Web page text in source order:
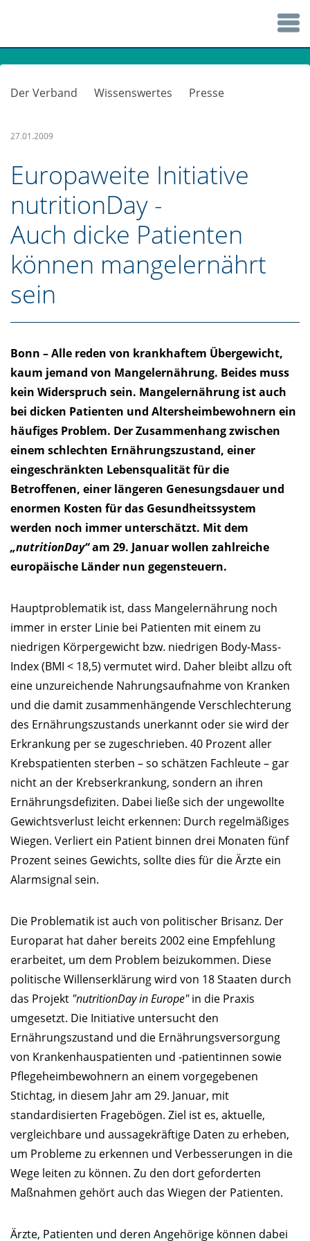
Der Verband Wissenswertes Presse
27.01.2009
Europaweite Initiative
nutritionDay -
Auch dicke Patienten
können mangelernährt
sein
Bonn – Alle reden von krankhaftem Übergewicht,
kaum jemand von Mangelernährung. Beides muss
kein Widerspruch sein. Mangelernährung ist auch
bei dicken Patienten und Altersheimbewohnern ein
häufiges Problem. Der Zusammenhang zwischen
einem schlechten Ernährungszustand, einer
eingeschränkten Lebensqualität für die
Betroffenen, einer längeren Genesungsdauer und
enormen Kosten für das Gesundheitssystem
werden noch immer unterschätzt. Mit dem
„nutritionDay“am 29. Januar wollen zahlreiche
europäische Länder nun gegensteuern.
Hauptproblematik ist, dass Mangelernährung noch
immer in erster Linie bei Patienten mit einem zu
niedrigen Körpergewicht bzw. niedrigen Body-Mass-
Index (BMI < 18,5) vermutet wird. Daher bleibt allzu oft
eine unzureichende Nahrungsaufnahme von Kranken
und die damit zusammenhängende Verschlechterung
des Ernährungszustands unerkannt oder sie wird der
Erkrankung per se zugeschrieben. 40 Prozent aller
Krebspatienten sterben – so schätzen Fachleute – gar
nicht an der Krebserkrankung, sondern an ihren
Ernährungsdefiziten. Dabei ließe sich der ungewollte
Gewichtsverlust leicht erkennen: Durch regelmäßiges
Wiegen. Verliert ein Patient binnen drei Monaten fünf
Prozent seines Gewichts, sollte dies für die Ärzte ein
Alarmsignal sein.
Die Problematik ist auch von politischer Brisanz. Der
Europarat hat daher bereits 2002 eine Empfehlung
erarbeitet, um dem Problem beizukommen. Diese
politische Willenserklärung wird von 18 Staaten durch
das Projekt "nutritionDay in Europe"in die Praxis
umgesetzt. Die Initiative untersucht den
Ernährungszustand und die Ernährungsversorgung
von Krankenhauspatienten und -patientinnen sowie
Pflegeheimbewohnern an einem vorgegebenen
Stichtag, in diesem Jahr am 29. Januar, mit
standardisierten Fragebögen. Ziel ist es, aktuelle,
vergleichbare und aussagekräftige Daten zu erheben,
um Probleme zu erkennen und Verbesserungen in die
Wege leiten zu können. Zu den dort geforderten
Maßnahmen gehört auch das Wiegen der Patienten.
Ärzte, Patienten und deren Angehörige können dabei